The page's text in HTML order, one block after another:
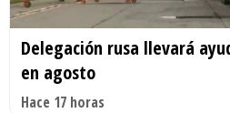
Delegación rusa llevará
en agosto
Hace 17 horas